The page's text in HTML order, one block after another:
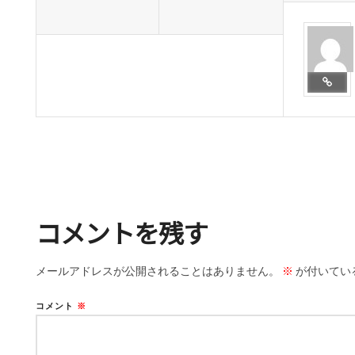
コメントを残す
メールアドレスが公開されることはありません。 ※ が付いてい
コメント ※